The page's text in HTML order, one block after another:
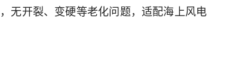
无开裂、变硬等老化问题，适配海上风电